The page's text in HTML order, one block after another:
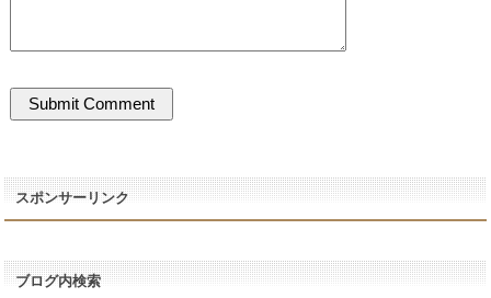
スポンサーリンク
ブログ内検索